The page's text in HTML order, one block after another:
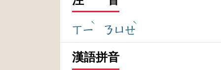
ㄒㄧ
ˋ
ㄋㄩㄝ
ˋ
漢語拼音